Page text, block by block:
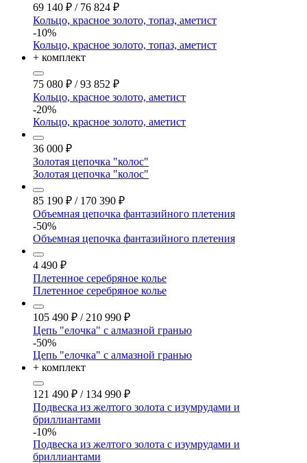
69 140 ₽ / 76 824 ₽
Кольцо, красное золото, топаз, аметист
-10%
Кольцо, красное золото, топаз, аметист
+ комплект
75 080 ₽ / 93 852 ₽
Кольцо, красное золото, аметист
-20%
Кольцо, красное золото, аметист
36 000 ₽
Золотая цепочка "колос"
Золотая цепочка "колос"
85 190 ₽ / 170 390 ₽
Объемная цепочка фантазийного плетения
-50%
Объемная цепочка фантазийного плетения
4 490 ₽
Плетенное серебряное колье
Плетенное серебряное колье
105 490 ₽ / 210 990 ₽
Цепь "елочка" с алмазной гранью
-50%
Цепь "елочка" с алмазной гранью
+ комплект
121 490 ₽ / 134 990 ₽
Подвеска из желтого золота с изумрудами и
бриллиантами
-10%
Подвеска из желтого золота с изумрудами и
бриллиантами